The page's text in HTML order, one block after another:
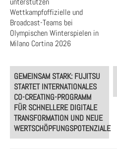
Wettkampfoffizielle und
Broadcast-Teams bei
Olympischen Winterspielen in
Milano Cortina 2026
Post
navigation
GEMEINSAM STARK: FUJITSU
STARTET INTERNATIONALES
CO-CREATING-PROGRAMM
FÜR SCHNELLERE DIGITALE
TRANSFORMATION UND NEUE
WERTSCHÖPFUNGSPOTENZIALE